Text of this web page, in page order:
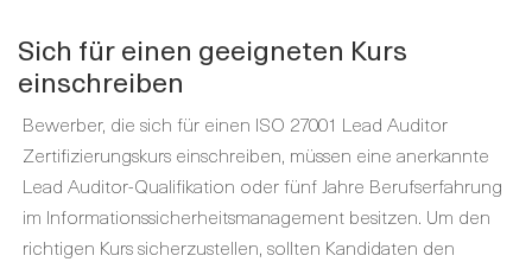
Sich für einen geeigneten Kurs
einschreiben
Bewerber, die sich für einen ISO 27001 Lead Auditor
Zertifizierungskurs einschreiben, müssen eine anerkannte
Lead Auditor-Qualifikation oder fünf Jahre Berufserfahrung
im Informationssicherheitsmanagement besitzen. Um den
richtigen Kurs sicherzustellen, sollten Kandidaten den